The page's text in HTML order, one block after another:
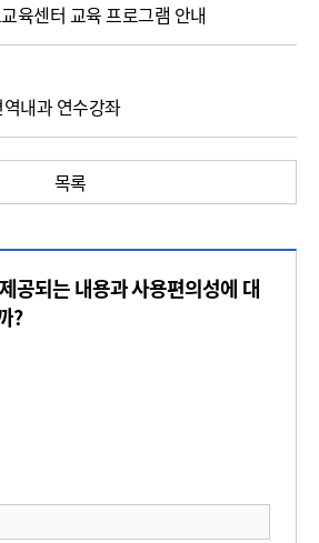
육센터 교육 프로그램 안내
내과 연수강좌
목록
공되는 내용과 사용편의성에 대
?